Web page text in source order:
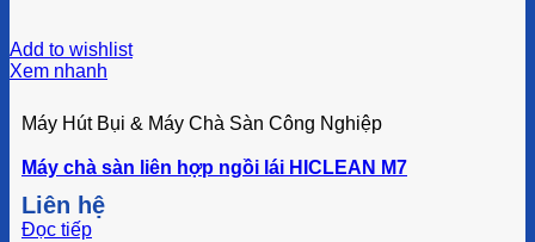
Add to wishlist
Xem nhanh
Máy Hút Bụi & Máy Chà Sàn Công Nghiệp
Máy chà sàn liên hợp ngồi lái HICLEAN M7
Liên hệ
Đọc tiếp